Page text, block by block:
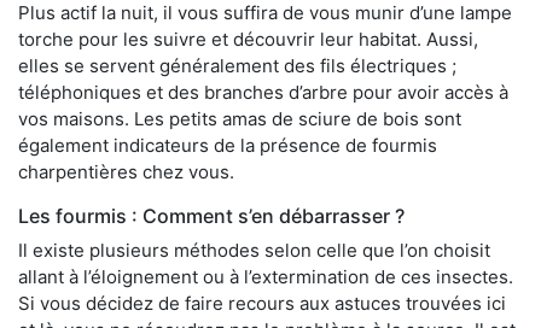
Plus actif la nuit, il vous suffira de vous munir d’une lampe
torche pour les suivre et découvrir leur habitat. Aussi,
elles se servent généralement des fils électriques ;
téléphoniques et des branches d’arbre pour avoir accès à
vos maisons. Les petits amas de sciure de bois sont
également indicateurs de la présence de fourmis
charpentières chez vous.
Les fourmis : Comment s’en débarrasser ?
Il existe plusieurs méthodes selon celle que l’on choisit
allant à l’éloignement ou à l’extermination de ces insectes.
Si vous décidez de faire recours aux astuces trouvées ici